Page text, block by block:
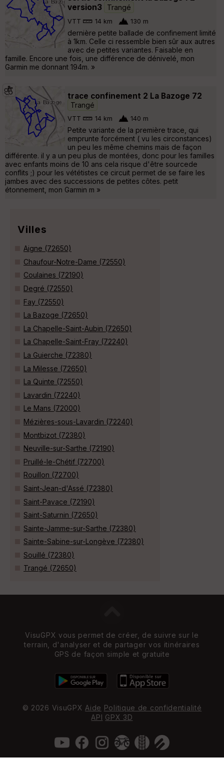
version3
Trangé
VTT 14 km 130 m
dernière petite ballade de confinement limité
à 1km. Celle ci ressemble bien sûr aux autres
avec de petites variantes. Faisable en
famille. Encore une fois, une différence de dénivelé, mon
Garmin me donnant 194m. »
trace confinement 2 La Bazoge 72
Trangé
VTT 14 km 140 m
Petite variante de la première trace, qui
emprunte forcément ( vu les circonstances)
un peu les même chemins mais de façon
différente. il y a un peu plus de montées, donc pour les familles
avec enfants moins de 10 ans cela risque d'être sourcede
conflits ;) pour les vététistes ce circuit permet de se faire les
jambes avec des successions de petites côtes. petit
étonnement, mon Garmin m »
Villes
Aigne (72650)
Chaufour-Notre-Dame (72550)
Coulaines (72190)
Degré (72550)
Fay (72550)
La Bazoge (72650)
La Chapelle-Saint-Aubin (72650)
La Chapelle-Saint-Fray (72240)
La Guierche (72380)
La Milesse (72650)
La Quinte (72550)
Lavardin (72240)
Le Mans (72000)
Mézières-sous-Lavardin (72240)
Montbizot (72380)
Neuville-sur-Sarthe (72190)
Pruillé-le-Chétif (72700)
Rouillon (72700)
Saint-Jean-d'Assé (72380)
Saint-Pavace (72190)
Saint-Saturnin (72650)
Sainte-Jamme-sur-Sarthe (72380)
Sainte-Sabine-sur-Longève (72380)
Souillé (72380)
Trangé (72650)
VisuGPX vous permet de créer, de suivre sur le
terrain, d'analyser et de partager vos itinéraires
GPS de façon simple et gratuite
© 2026 VisuGPXAide Politique de confidentialité
API
GPX 3D